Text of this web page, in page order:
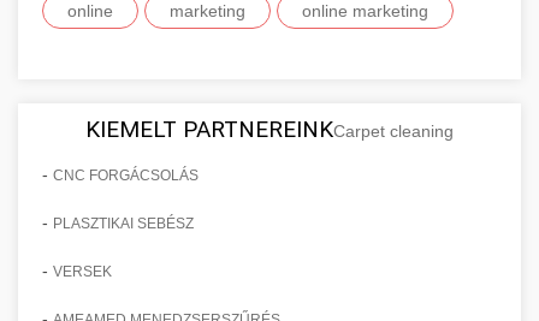
online marketing online marketing
KIEMELT PARTNEREINKCarpet cleaning
- CNC FORGÁCSOLÁS
- PLASZTIKAI SEBÉSZ
- VERSEK